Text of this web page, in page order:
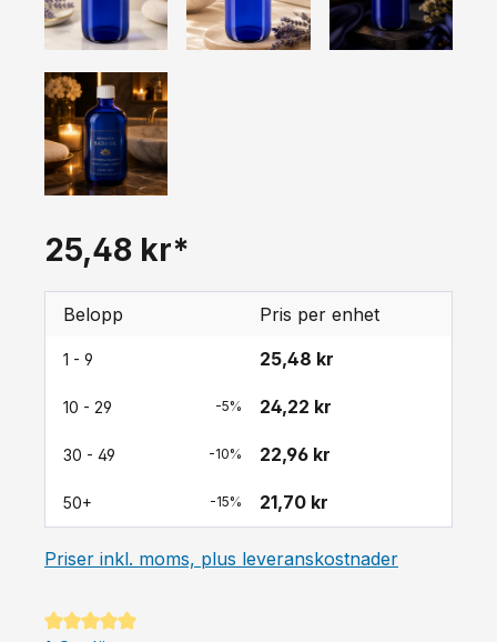
25,48 kr*
Belopp Pris per enhet
1 - 9 25,48 kr
10 - 29 -5% 24,22 kr
30 - 49 -10% 22,96 kr
50+ -15% 21,70 kr
Priser inkl. moms, plus leveranskostnader